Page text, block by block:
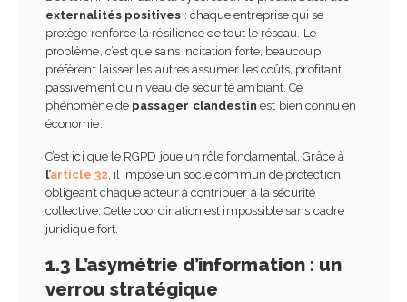
externalités positives : chaque entreprise qui se
protège renforce la résilience de tout le réseau. Le
problème, c’est que sans incitation forte, beaucoup
préfèrent laisser les autres assumer les coûts, profitant
passivement du niveau de sécurité ambiant. Ce
phénomène de passager clandestin est bien connu en
économie.
C’est ici que le RGPD joue un rôle fondamental. Grâce à
l’article 32, il impose un socle commun de protection,
obligeant chaque acteur à contribuer à la sécurité
collective. Cette coordination est impossible sans cadre
juridique fort.
1.3 L’asymétrie d’information : un
verrou stratégique